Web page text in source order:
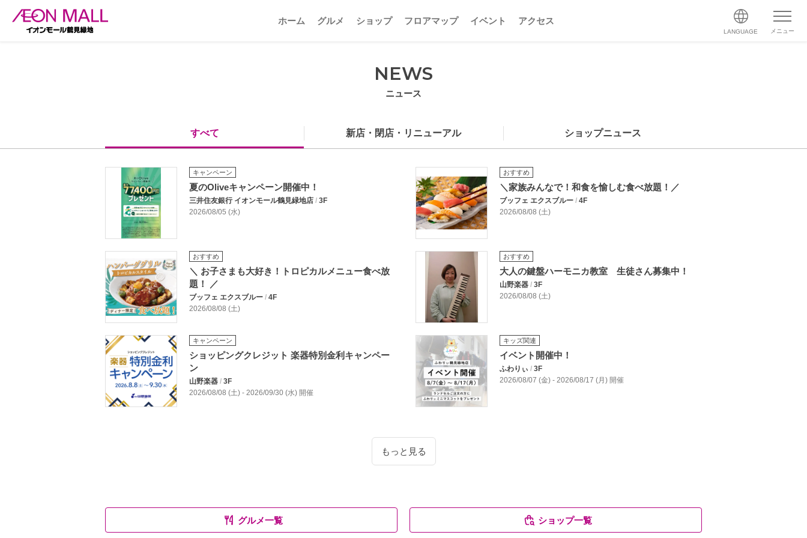
ホーム グルメ ショップ フロアマップ イベント アクセス
LANGUAGE メニュー
NEWS
ニュース
すべて 新店・閉店・リニューアル ショップニュース
キャンペーン
夏のOliveキャンペーン開催中！
三井住友銀行 イオンモール鶴見緑地店 / 3F
2026/08/05 (水)
おすすめ
＼家族みんなで！和食を愉しむ食べ放題！／
ブッフェ エクスブルー / 4F
2026/08/08 (土)
おすすめ
＼ お子さまも大好き！トロピカルメニュー食べ放
題！ ／
ブッフェ エクスブルー / 4F
2026/08/08 (土)
おすすめ
大人の鍵盤ハーモニカ教室 生徒さん募集中！
山野楽器 / 3F
2026/08/08 (土)
キャンペーン
ショッピングクレジット 楽器特別金利キャンペー
ン
山野楽器 / 3F
2026/08/08 (土) - 2026/09/30 (水) 開催
キッズ関連
イベント開催中！
ふわりぃ / 3F
2026/08/07 (金) - 2026/08/17 (月) 開催
もっと見る
グルメ一覧 ショップ一覧